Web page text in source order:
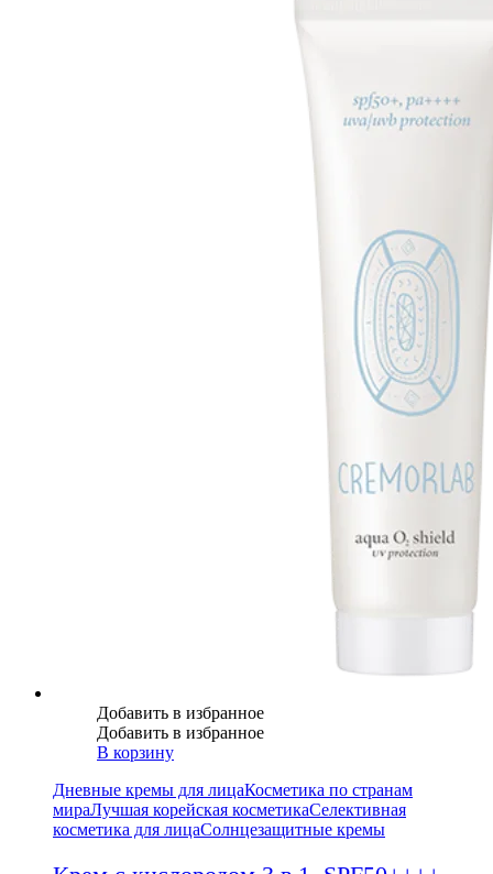
Добавить в избранное
Добавить в избранное
В корзину
Дневные кремы для лицаКосметика по странам
мираЛучшая корейская косметикаСелективная
косметика для лицаСолнцезащитные кремы